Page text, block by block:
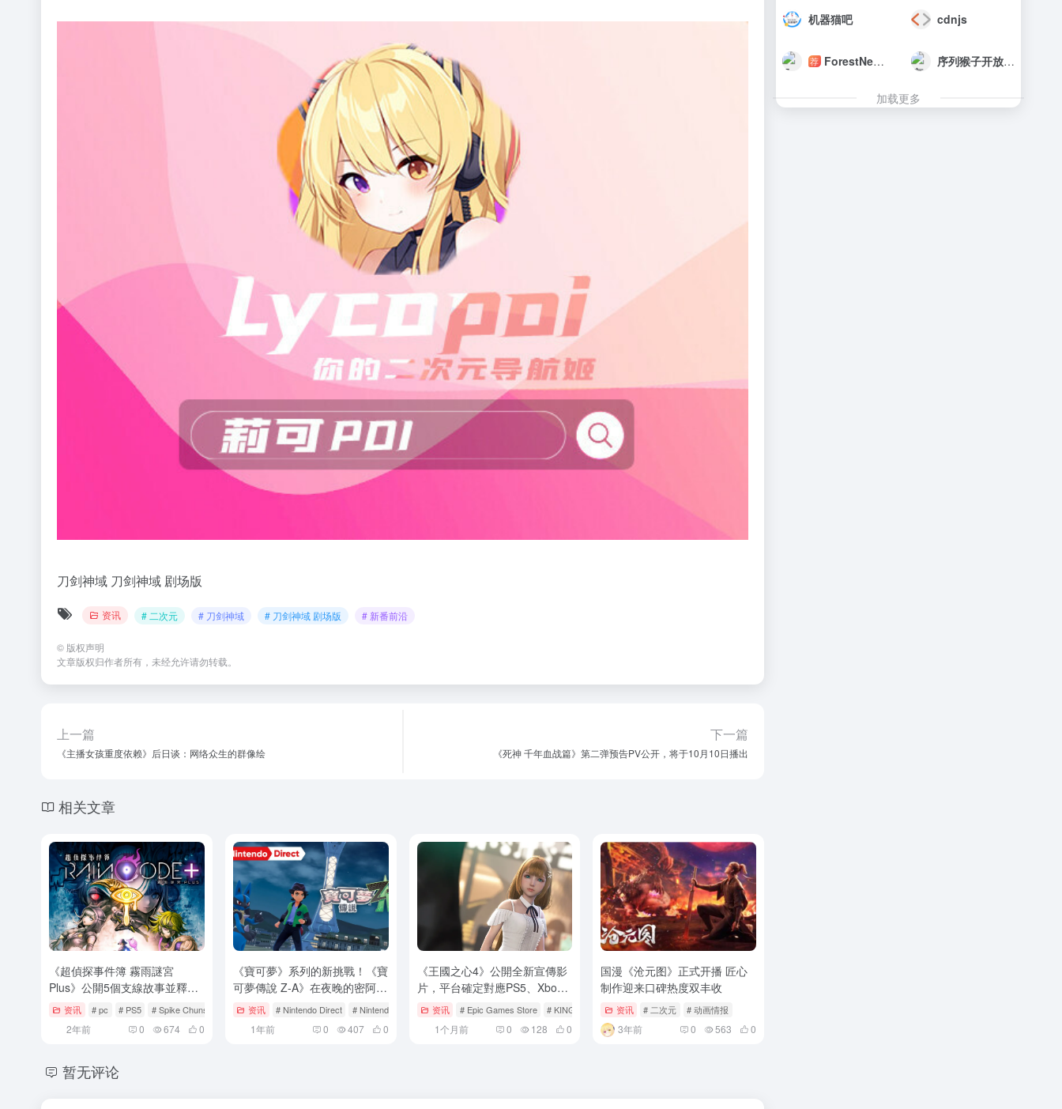
刀剑神域 刀剑神域 剧场版
资讯 # 二次元 # 刀剑神域 # 刀剑神域 剧场版 # 新番前沿
© 版权声明
文章版权归作者所有，未经允许请勿转载。
上一篇
《主播女孩重度依赖》后日谈：网络众生的群像绘
下一篇
《死神 千年血战篇》第二弹预告PV公开，将于10月10日播出
相关文章
《超偵探事件簿 霧雨謎宮
Plus》公開5個支線故事並釋出
最新遊戲情報
资讯 # pc # PS5 # Spike Chunsoft
2年前 0 674 0
《寶可夢》系列的新挑戰！《寶
可夢傳說 Z-A》在夜晚的密阿雷
市，訓練家們之間的激烈戰鬥
開！
资讯 # Nintendo Direct # Nintendo Switch # pc
1年前 0 407 0
《王國之心4》公開全新宣傳影
片，平台確定對應PS5、Xbox
Series X|S、Nintendo Switch2
资讯 # Epic Games Store # KINGDOM HEARTS # KINGDOM HEARTS IV
1个月前 0 128 0
国漫《沧元图》正式开播 匠心
制作迎来口碑热度双丰收
资讯 # 二次元 # 动画情报
3年前 0 563 0
暂无评论
机器猫吧 cdnjs
荐 ForestNetwork 序列猴子开放平台
加载更多